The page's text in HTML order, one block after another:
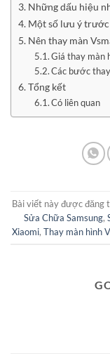
Những dấu hiệu
Một số lưu ý trước
Nên thay màn
Giá thay màn
Các bước
Tổng kết
Có liên quan
Bài viết này được đăng
Sửa Chữa Samsung,
Xiaomi, Thay màn hình